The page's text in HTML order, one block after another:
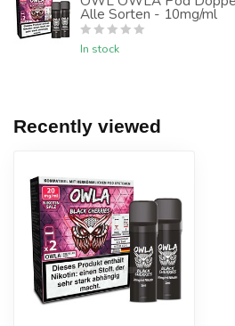
Alle Sorten - 10mg/ml
In stock
Recently viewed